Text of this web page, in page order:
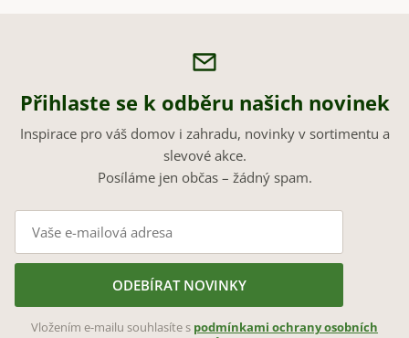
Přihlaste se k odběru našich novinek
Inspirace pro váš domov i zahradu, novinky v sortimentu a
slevové akce.
Posíláme jen občas – žádný spam.
ODEBÍRAT NOVINKY
Vložením e-mailu souhlasíte s podmínkami ochrany osobních